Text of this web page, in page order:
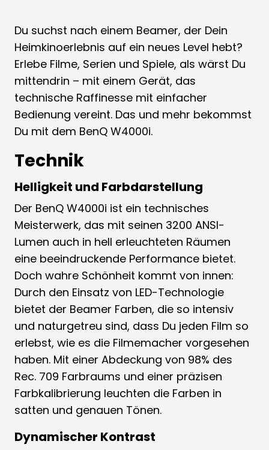
Du suchst nach einem Beamer, der Dein
Heimkinoerlebnis auf ein neues Level hebt?
Erlebe Filme, Serien und Spiele, als wärst Du
mittendrin – mit einem Gerät, das
technische Raffinesse mit einfacher
Bedienung vereint. Das und mehr bekommst
Du mit dem BenQ W4000i.
Technik
Helligkeit und Farbdarstellung
Der BenQ W4000i ist ein technisches
Meisterwerk, das mit seinen 3200 ANSI-
Lumen auch in hell erleuchteten Räumen
eine beeindruckende Performance bietet.
Doch wahre Schönheit kommt von innen:
Durch den Einsatz von LED-Technologie
bietet der Beamer Farben, die so intensiv
und naturgetreu sind, dass Du jeden Film so
erlebst, wie es die Filmemacher vorgesehen
haben. Mit einer Abdeckung von 98% des
Rec. 709 Farbraums und einer präzisen
Farbkalibrierung leuchten die Farben in
satten und genauen Tönen.
Dynamischer Kontrast